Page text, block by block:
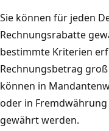
Sie können für jeden
Rechnungsrabatte
bestimmte Kriterien
Rechnungsbetrag
können in
oder in
gewährt werden.